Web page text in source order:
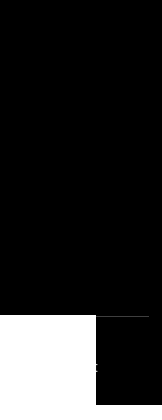
Recrutement